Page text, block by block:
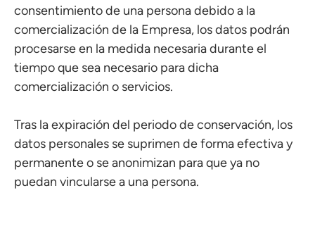
consentimiento de una persona debido a la
comercialización de la Empresa, los datos podrán
procesarse en la medida necesaria durante el
tiempo que sea necesario para dicha
comercialización o servicios.
Tras la expiración del periodo de conservación, los
datos personales se suprimen de forma efectiva y
permanente o se anonimizan para que ya no
puedan vincularse a una persona.